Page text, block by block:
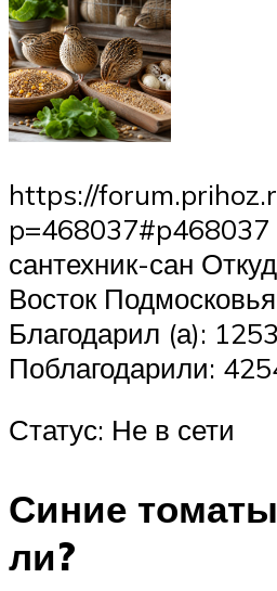
https://
p=468037#p468037
сантехник-сан
Восток
Благодарил (а):
Поблагодарили:
Статус: Не в сети
Синие
ли?